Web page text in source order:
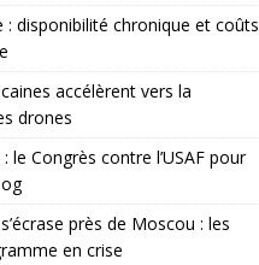
: disponibilité chronique et coûts
accélèrent vers la
drones
le Congrès contre l’USAF pour
près de Moscou : les
en crise